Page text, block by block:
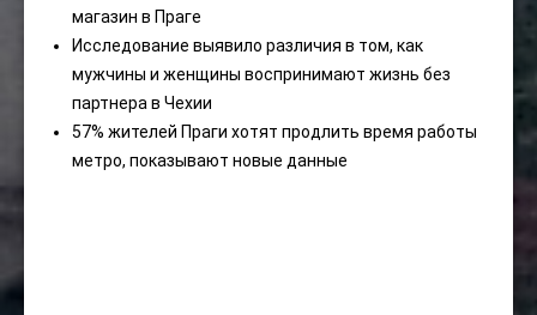
магазин в Праге
Исследование выявило различия в том, как
мужчины и женщины воспринимают жизнь без
партнера в Чехии
57% жителей Праги хотят продлить время работы
метро, ​​показывают новые данные